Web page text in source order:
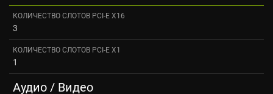
КОЛИЧЕСТВО СЛОТОВ PCI-E X16
3
КОЛИЧЕСТВО СЛОТОВ PCI-E X1
1
Аудио / Видео